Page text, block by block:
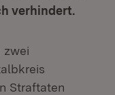
verhindert.
zwei
Straftaten